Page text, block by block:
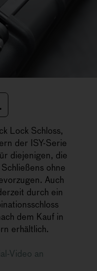
Lock Schloss,
der ISY-Serie
diejenigen, die
ohne
Auch
durch ein
dem Kauf in
erhältlich.
Video an